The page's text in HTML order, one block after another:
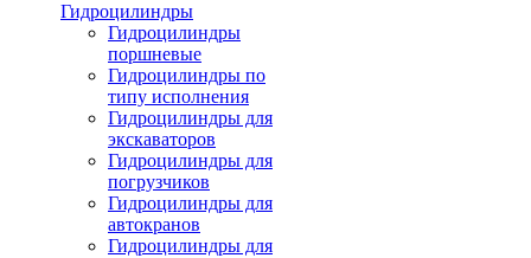
Гидроцилиндры
Гидроцилиндры
поршневые
Гидроцилиндры по
типу исполнения
Гидроцилиндры для
экскаваторов
Гидроцилиндры для
погрузчиков
Гидроцилиндры для
автокранов
Гидроцилиндры для